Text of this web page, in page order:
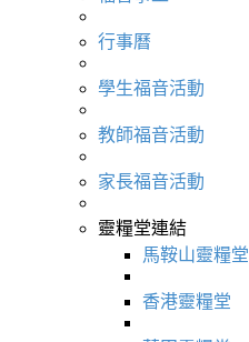
行事曆
學生福音活動
教師福音活動
家長福音活動
靈糧堂連結
馬鞍山靈糧堂
香港靈糧堂